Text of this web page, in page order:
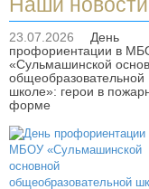
23.07.2026
День
профориентации в
«Сульмашинской
общеобразовательной
школе»: герои в
форме